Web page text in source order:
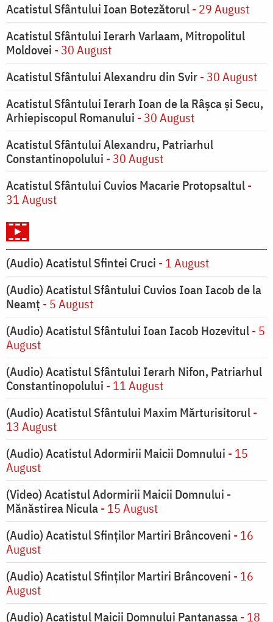
Acatistul Sfântului Ioan Botezătorul- 29 August
Acatistul Sfântului Ierarh Varlaam, Mitropolitul
Moldovei - 30 August
Acatistul Sfântului Alexandru din Svir- 30 August
Acatistul Sfântului Ierarh Ioan de la Râşca şi Secu,
Arhiepiscopul Romanului - 30 August
Acatistul Sfântului Alexandru, Patriarhul
Constantinopolului - 30 August
Acatistul Sfântului Cuvios Macarie Protopsaltul-
31 August
(Audio) Acatistul Sfintei Cruci - 1 August
(Audio) Acatistul Sfântului Cuvios Ioan Iacob de la
Neamț - 5 August
(Audio) Acatistul Sfântului Ioan Iacob Hozevitul- 5
August
(Audio) Acatistul Sfântului Ierarh Nifon, Patriarhul
Constantinopolului - 11 August
(Audio) Acatistul Sfântului Maxim Mărturisitorul-
13 August
(Audio) Acatistul Adormirii Maicii Domnului - 15
August
(Video) Acatistul Adormirii Maicii Domnului -
Mănăstirea Nicula- 15 August
(Audio) Acatistul Sfinților Martiri Brâncoveni - 16
August
(Audio) Acatistul Sfinților Martiri Brâncoveni - 16
August
(Audio) Acatistul Maicii Domnului Pantanassa- 18